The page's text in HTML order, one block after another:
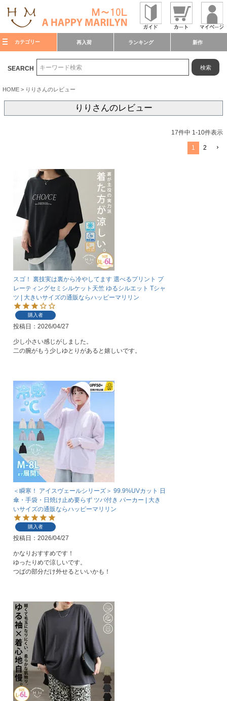
カテゴリー 再入荷 ランキング 新作
SEARCH 検索
HOME りりさんのレビュー
りりさんのレビュー
17件中 1-10件表示
1 2
スゴ！ 裏技実は裏から冷やしてます 選べるプリント プ
レーティングセミシルケット天竺 ゆるシルエット Tシャ
ツ | 大きいサイズの通販ならハッピーマリリン
購入者
投稿日 2026/04/27
少し小さい感じがしました。
二の腕がもう少しゆとりがあると嬉しいです。
＜瞬寒！ アイスヴェールシリーズ＞ 99.9%UVカット 日
傘・手袋・日焼け止め要らず ツバ付き パーカー | 大き
いサイズの通販ならハッピーマリリン
購入者
投稿日 2026/04/27
かなりおすすめです！
ゆったりめで涼しいです。
つばの部分だけ外せるといいかも！